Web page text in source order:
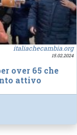
italiachecambia.org
15.02.2024
over 65 che
attivo